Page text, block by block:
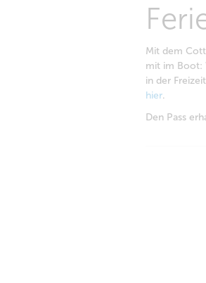
Mit dem
mit im Boot:
in der
hier.
Den Pass